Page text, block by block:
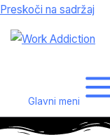
Preskoči na sadržaj
Glavni meni